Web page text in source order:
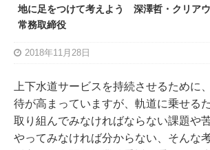
地に足をつけて考えよう 深澤哲・クリア
常務取締役
2018年11月28日
上下水道サービスを持続させるために
待が高まっていますが、軌道に乗せる
取り組んでみなければならない課題や
やってみなければ分からない、そんな